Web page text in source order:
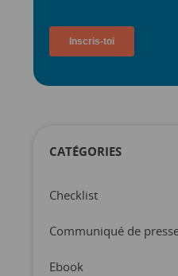
CATÉGORIES
Checklist
Communiqué de
Ebook